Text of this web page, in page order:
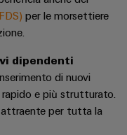
per le morsettiere
dipendenti
di nuovi
e più strutturato.
attraente per tutta la